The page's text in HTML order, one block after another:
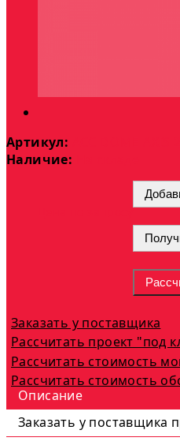
Артикул:
Наличие:
Заказать у поставщика
Рассчитать проект "под
Рассчитать стоимость
Рассчитать стоимость
Описание
Заказать у поставщика